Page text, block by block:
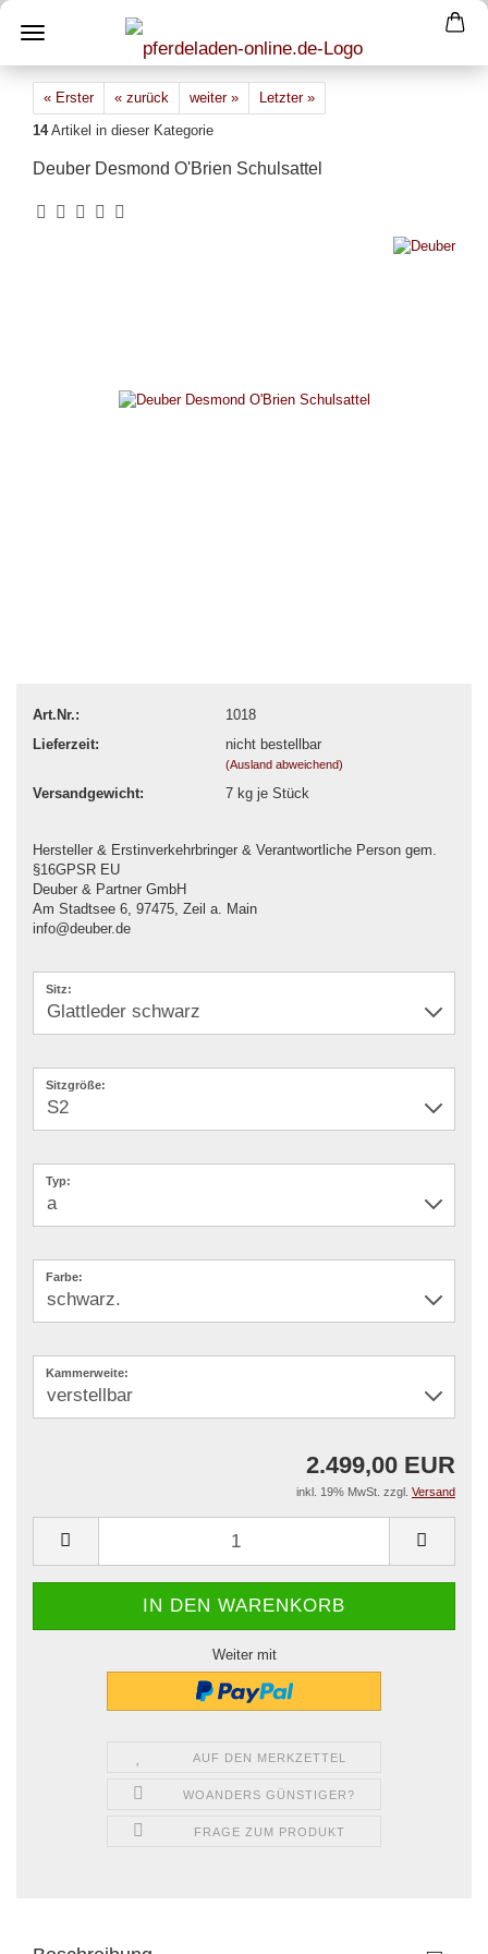
« Erster « zurück weiter »
Letzter »
14Artikel in dieser Kategorie
Deuber Desmond O'Brien Schulsattel
Art.Nr.:
1018
Lieferzeit:
nicht bestellbar
(Ausland abweichend)
Versandgewicht: 7kg je Stück
Hersteller & Erstinverkehrbringer & Verantwortliche Person gem.
§16GPSR EU
Deuber & Partner GmbH
Am Stadtsee 6, 97475, Zeil a. Main
info@deuber.de
Sitz:
Sitzgröße:
Typ:
Farbe:
Kammerweite:
2.499,00 EUR
inkl. 19% MwSt. zzgl. Versand
Weiter mit
AUF DEN MERKZETTEL
WOANDERS GÜNSTIGER?
FRAGE ZUM PRODUKT